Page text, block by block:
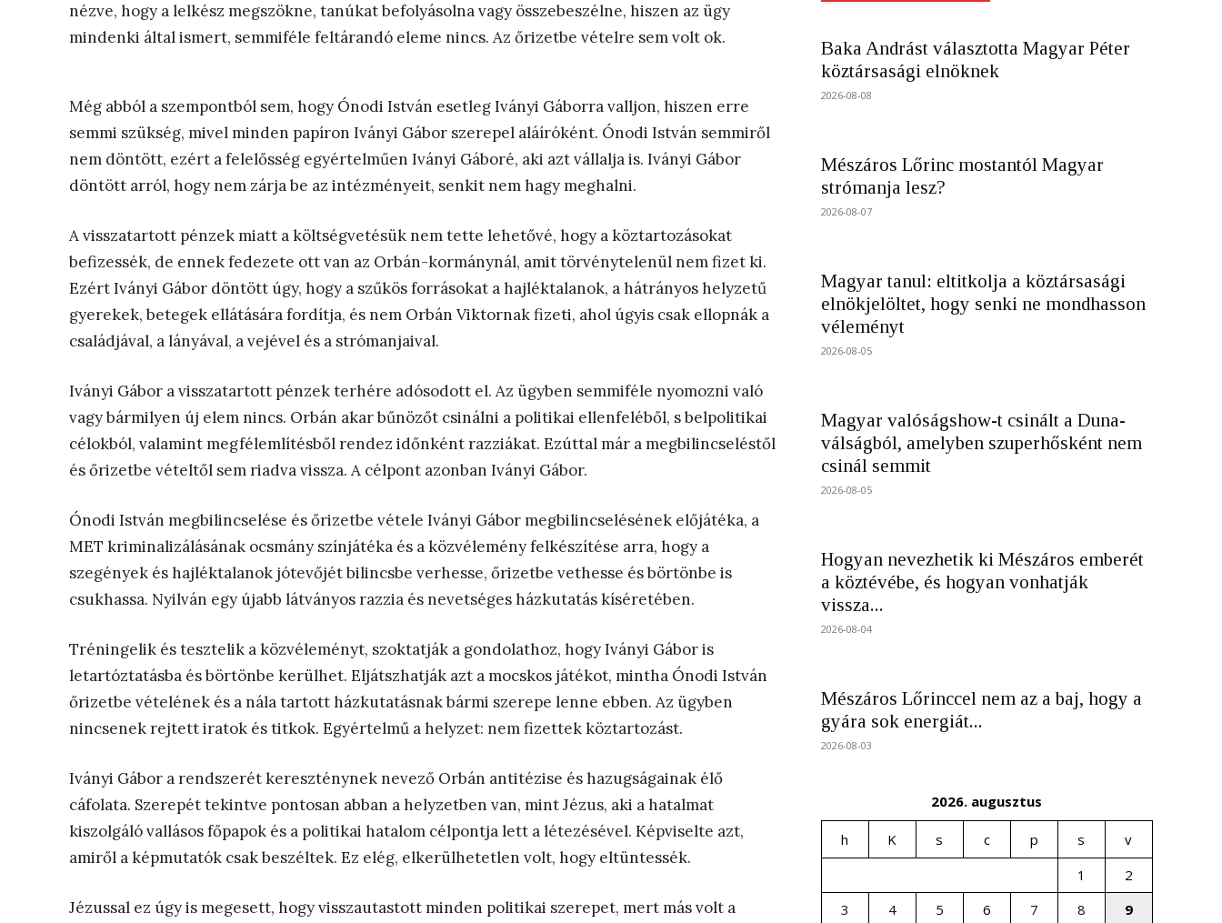
nézve, hogy a lelkész megszökne, tanúkat befolyásolna vagy összebeszélne, hiszen az ügy
mindenki által ismert, semmiféle feltárandó eleme nincs. Az őrizetbe vételre sem volt ok.
Még abból a szempontból sem, hogy Ónodi István esetleg Iványi Gáborra valljon, hiszen erre
semmi szükség, mivel minden papíron Iványi Gábor szerepel aláíróként. Ónodi István semmiről
nem döntött, ezért a felelősség egyértelműen Iványi Gáboré, aki azt vállalja is. Iványi Gábor
döntött arról, hogy nem zárja be az intézményeit, senkit nem hagy meghalni.
A visszatartott pénzek miatt a költségvetésük nem tette lehetővé, hogy a köztartozásokat
befizessék, de ennek fedezete ott van az Orbán-kormánynál, amit törvénytelenül nem fizet ki.
Ezért Iványi Gábor döntött úgy, hogy a szűkös forrásokat a hajléktalanok, a hátrányos helyzetű
gyerekek, betegek ellátására fordítja, és nem Orbán Viktornak fizeti, ahol úgyis csak ellopnák a
családjával, a lányával, a vejével és a strómanjaival.
Iványi Gábor a visszatartott pénzek terhére adósodott el. Az ügyben semmiféle nyomozni való
vagy bármilyen új elem nincs. Orbán akar bűnözőt csinálni a politikai ellenfeléből, s belpolitikai
célokból, valamint megfélemlítésből rendez időnként razziákat. Ezúttal már a megbilincseléstől
és őrizetbe vételtől sem riadva vissza. A célpont azonban Iványi Gábor.
Ónodi István megbilincselése és őrizetbe vétele Iványi Gábor megbilincselésének előjátéka, a
MET kriminalizálásának ocsmány színjátéka és a közvélemény felkészítése arra, hogy a
szegények és hajléktalanok jótevőjét bilincsbe verhesse, őrizetbe vethesse és börtönbe is
csukhassa. Nyilván egy újabb látványos razzia és nevetséges házkutatás kíséretében.
Tréningelik és tesztelik a közvéleményt, szoktatják a gondolathoz, hogy Iványi Gábor is
letartóztatásba és börtönbe kerülhet. Eljátszhatják azt a mocskos játékot, mintha Ónodi István
őrizetbe vételének és a nála tartott házkutatásnak bármi szerepe lenne ebben. Az ügyben
nincsenek rejtett iratok és titkok. Egyértelmű a helyzet: nem fizettek köztartozást.
Iványi Gábor a rendszerét kereszténynek nevező Orbán antitézise és hazugságainak élő
cáfolata. Szerepét tekintve pontosan abban a helyzetben van, mint Jézus, aki a hatalmat
kiszolgáló vallásos főpapok és a politikai hatalom célpontja lett a létezésével. Képviselte azt,
amiről a képmutatók csak beszéltek. Ez elég, elkerülhetetlen volt, hogy eltüntessék.
Jézussal ez úgy is megesett, hogy visszautastott minden politikai szerepet, mert más volt a
Baka Andrást választotta Magyar Péter
köztársasági elnöknek
2026-08-08
Mészáros Lőrinc mostantól Magyar
strómanja lesz?
2026-08-07
Magyar tanul: eltitkolja a köztársasági
elnökjelöltet, hogy senki ne mondhasson
véleményt
2026-08-05
Magyar valóságshow-t csinált a Duna-
válságból, amelyben szuperhősként nem
csinál semmit
2026-08-05
Hogyan nevezhetik ki Mészáros emberét
a köztévébe, és hogyan vonhatják
vissza...
2026-08-04
Mészáros Lőrinccel nem az a baj, hogy a
gyára sok energiát...
2026-08-03
2026. augusztus
h K s c p s
v
1
2
3
4 5 6 7 8
9